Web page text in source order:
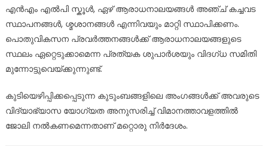
എൻഎം എൽപി സ്കൂൾ, ഏഴ് ആരാധനാലയങ്ങൾ അഞ്ച് കച്ചവട
സ്ഥാപനങ്ങൾ, ശ്മശാനങ്ങൾ എന്നിവയും മാറ്റി സ്ഥാപിക്കണം.
പൊതുവികസന പ്രവർത്തനങ്ങൾക്ക് ആരാധനാലയങ്ങളുടെ
സ്ഥലം ഏറ്റെടുക്കാമെന്ന പ്രത്യക ശുപാർശയും വിദഗ്ധ സമിതി
മുന്നോട്ടുവെയ്ക്കുന്നുണ്ട്.
കുടിയെഴിപ്പിക്കപ്പെടുന്ന കുടുംബങ്ങളിലെ അംഗങ്ങൾക്ക് അവരുടെ
വിദ്യാഭ്യാസ യോഗ്യത അനുസരിച്ച് വിമാനത്താവളത്തിൽ
ജോലി നൽകണമെന്നതാണ് മറ്റൊരു നിർദേശം.